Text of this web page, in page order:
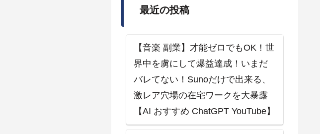
最近の投稿
【音楽 副業】才能ゼロでもOK！世
界中を虜にして爆益達成！いまだ
バレてない！Sunoだけで出来る、
激レア穴場の在宅ワークを大暴露
【AI おすすめ ChatGPT YouTube】